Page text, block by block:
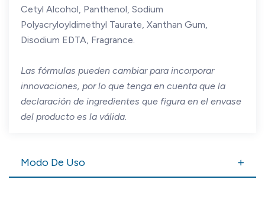
Cetyl Alcohol, Panthenol, Sodium
Polyacryloyldimethyl Taurate, Xanthan Gum,
Disodium EDTA, Fragrance.
Las fórmulas pueden cambiar para incorporar
innovaciones, por lo que tenga en cuenta que la
declaración de ingredientes que figura en el envase
del producto es la válida.
Modo De Uso